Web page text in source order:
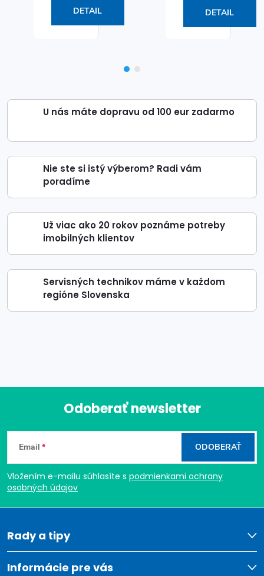
DETAIL DETAIL
U nás máte dopravu od 100 eur zadarmo
Nie ste si istý výberom? Radi vám
poradíme
Už viac ako 20 rokov poznáme potreby
imobilných klientov
Servisných technikov máme v každom
regióne Slovenska
Z
á
p
ä
t
Odoberať newsletter
Email
Vložením e-mailu súhlasíte s podmienkami ochrany
osobných údajov
ODOBERAŤ
Rady a tipy
Informácie pre vás